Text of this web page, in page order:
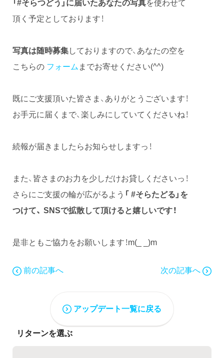
頂く予定としております！
写真は随時募集しておりますので、あなたの空を
こちらの フォームまでお寄せください(^^)
既にご支援頂いた皆さま、ありがとうございます！
お手元に届くまで、楽しみにしていてくださいね！
続報が届きましたらお知らせしますっ！
また、皆さまのお力を少しだけお貸しくださいっ！
さらにご支援の輪が広がるよう 「#そらたどる」を
つけて、 SNSで拡散して頂けると嬉しいです！
是非ともご協力をお願いします！m(_ _)m
前の記事へ 次の記事へ
アップデート一覧に戻る
リターンを選ぶ